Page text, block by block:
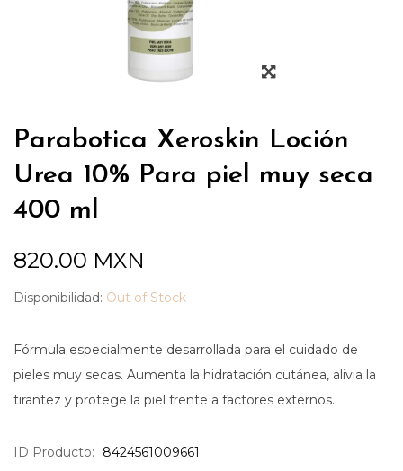
Parabotica Xeroskin Loción
Urea 10% Para piel muy seca
400 ml
820.00 MXN
Disponibilidad: Out of Stock
Fórmula especialmente desarrollada para el cuidado de
pieles muy secas. Aumenta la hidratación cutánea, alivia la
tirantez y protege la piel frente a factores externos.
ID Producto: 8424561009661